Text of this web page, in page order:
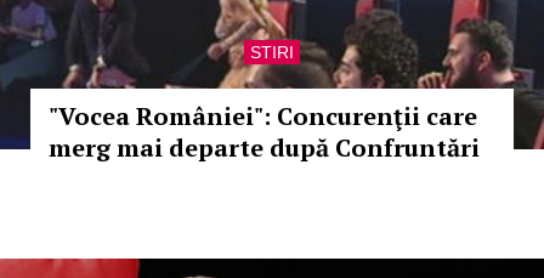
STIRI
"Vocea României": Concurenţii care
merg mai departe după Confruntări